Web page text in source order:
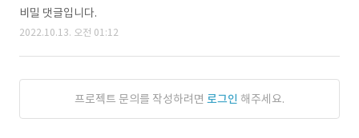
비밀 댓글입니다.
2022.10.13. 오전 01:12
프로젝트 문의를 작성하려면 로그인 해주세요.